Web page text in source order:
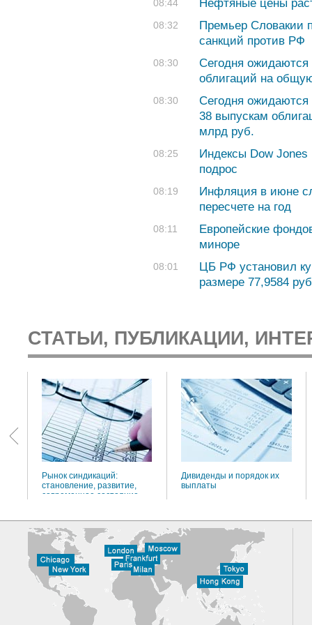
08:44 Нефтяные цены
08:32
Премьер Словакии
санкций против РФ
08:30
Сегодня
облигаций на
08:30
Сегодня
38 выпускам
млрд руб.
08:25
Индексы Dow Jones
подрос
08:19
Инфляция в июне
пересчете на год
08:11
Европейские
миноре
08:01
ЦБ РФ установил
размере 77,9584
СТАТЬИ, ПУБЛИКАЦИИ,
Рынок синдикаций:
становление, развитие,
современное состояние
Дивиденды и порядок их
выплаты